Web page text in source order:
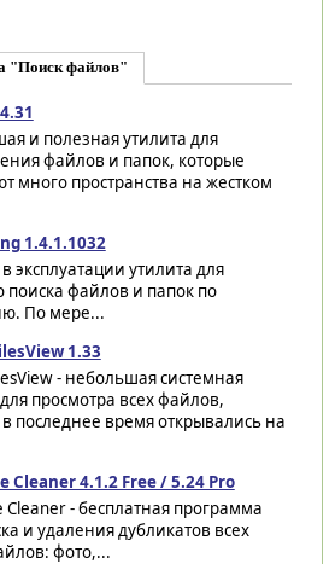
"Поиск файлов"
и полезная утилита для
файлов и папок, которые
много пространства на жестком
1.4.1.1032
эксплуатации утилита для
поиска файлов и папок по
По мере...
1.33
- небольшая системная
просмотра всех файлов,
последнее время открывались на
Cleaner 4.1.2 Free / 5.24 Pro
Cleaner - бесплатная программа
и удаления дубликатов всех
фото,...